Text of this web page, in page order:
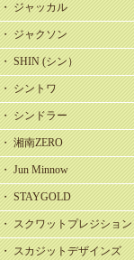
・ ジャッカル
・ ジャクソン
・ SHIN (シン）
・ シントワ
・ シンドラー
・ 湘南ZERO
・ Jun Minnow
・ STAYGOLD
・ スクワットプレジション
・ スカジットデザインズ